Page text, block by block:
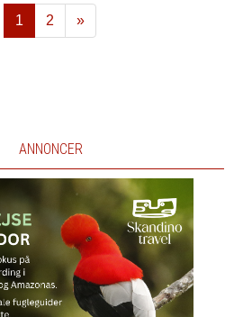
1 2
»
Næste
ANNONCER